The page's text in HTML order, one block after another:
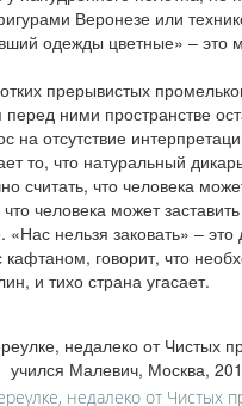
Веронезе или
одежды цветные» – это
прерывистых
ними пространстве
на отсутствие
то, что натуральный
что человека
человека может
нельзя заковать» – это
говорит, что
и тихо страна угасает.
недалеко от Чистых